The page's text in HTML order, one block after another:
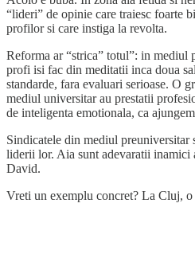
“lideri” de opinie care traiesc foarte
profilor si care instiga la revolta.
Reforma ar “strica” totul”: in mediul
profi isi fac din meditatii inca doua
standarde, fara evaluari serioase. O
mediul universitar au prestatii
de inteligenta emotionala, ca
Sindicatele din mediul preuniversitar
liderii lor. Aia sunt adevaratii
David.
Vreti un exemplu concret? La Cluj, o